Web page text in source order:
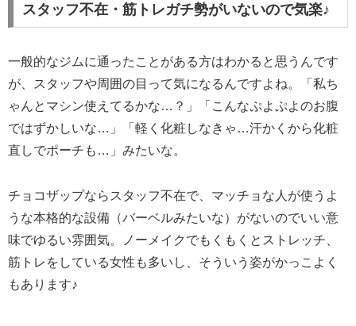
スタッフ不在・筋トレガチ勢がいないので気楽♪
一般的なジムに通ったことがある方はわかると思うんです
が、スタッフや周囲の目って気になるんですよね。「私ち
ゃんとマシン使えてるかな…？」「こんなぷよぷよのお腹
ではずかしいな…」「軽く化粧しなきゃ…汗かくから化粧
直しでポーチも…」みたいな。
チョコザップならスタッフ不在で、マッチョな人が使うよ
うな本格的な設備（バーベルみたいな）がないのでいい意
味でゆるい雰囲気。ノーメイクでもくもくとストレッチ、
筋トレをしている女性も多いし、そういう姿がかっこよく
もあります♪